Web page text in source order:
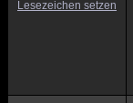
Lesezeichen setzen